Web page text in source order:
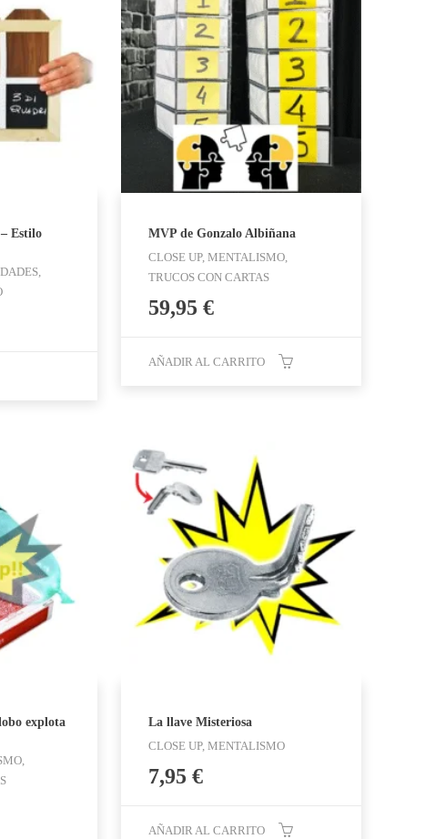
Estilo
MVP de Gonzalo Albiñana
CLOSE UP, MENTALISMO,
TRUCOS CON CARTAS
59,95€
AÑADIR AL CARRITO
explota
La llave Misteriosa
CLOSE UP, MENTALISMO
7,95€
AÑADIR AL CARRITO